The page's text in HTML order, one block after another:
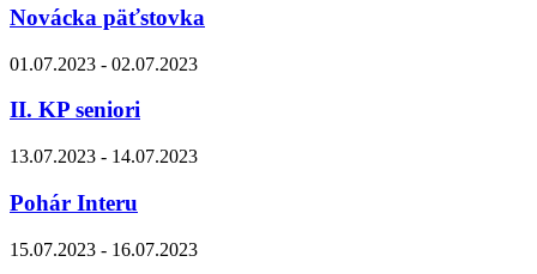
Novácka päťstovka
01.07.2023 - 02.07.2023
II. KP seniori
13.07.2023 - 14.07.2023
Pohár Interu
15.07.2023 - 16.07.2023